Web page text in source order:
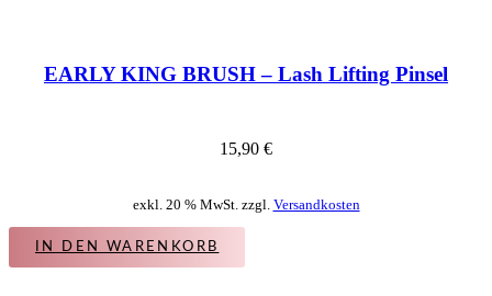
EARLY KING BRUSH – Lash Lifting Pinsel
15,90 €
exkl. 20 % MwSt. zzgl. Versandkosten
IN DEN WARENKORB